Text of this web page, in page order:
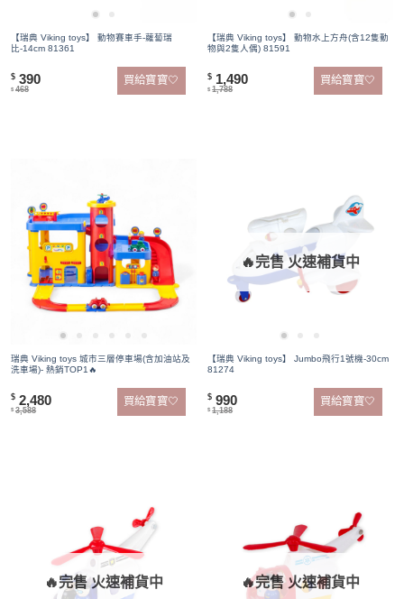
【瑞典 Viking toys】 動物賽車手-蘿蔔瑞
比-14cm 81361
$ 390
$ 468
買給寶寶🤍
【瑞典 Viking toys】 動物水上方舟(含12隻動
物與2隻人偶) 81591
$ 1,490
$ 1,788
買給寶寶🤍
瑞典 Viking toys 城市三層停車場(含加油站及
洗車場)- 熱銷TOP1🔥
$ 2,480
$ 3,588
買給寶寶🤍
🔥完售 火速補貨中
【瑞典 Viking toys】 Jumbo飛行1號機-30cm
81274
$ 990
$ 1,188
買給寶寶🤍
🔥完售 火速補貨中 🔥完售 火速補貨中